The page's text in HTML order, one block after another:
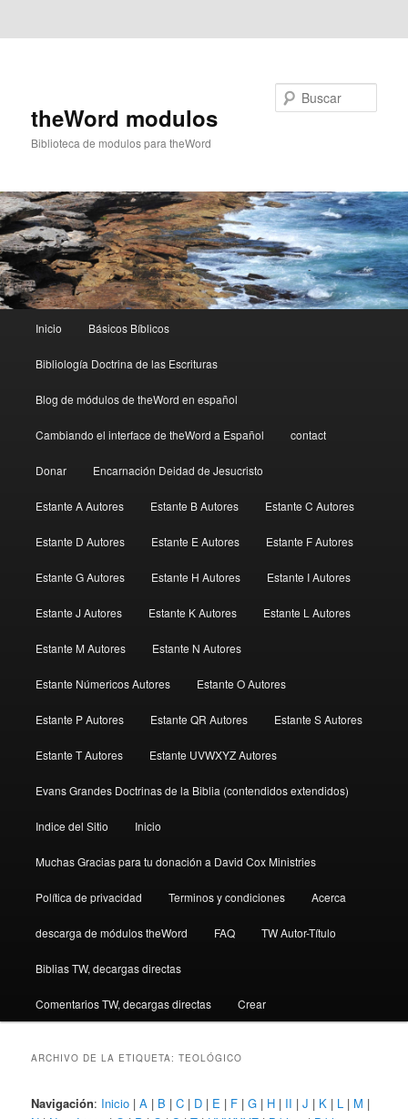
theWord modulos
Biblioteca de modulos para theWord
principal
Inicio Básicos Bíblicos
Bibliología Doctrina de las Escrituras
Blog de módulos de theWord en español
Cambiando el interface de theWord a Español contact
Donar Encarnación Deidad de Jesucristo
Estante A Autores Estante B Autores Estante C Autores
Estante D Autores Estante E Autores Estante F Autores
Estante G Autores Estante H Autores Estante I Autores
Estante J Autores Estante K Autores Estante L Autores
Estante M Autores Estante N Autores
Estante Númericos Autores Estante O Autores
Estante P Autores Estante QR Autores Estante S Autores
Estante T Autores Estante UVWXYZ Autores
Evans Grandes Doctrinas de la Biblia (contendidos extendidos)
Indice del Sitio Inicio
Muchas Gracias para tu donación a David Cox Ministries
Política de privacidad Terminos y condiciones Acerca
descarga de módulos theWord FAQ TW Autor-Título
Biblias TW, decargas directas
Comentarios TW, decargas directas Crear
ARCHIVO DE LA ETIQUETA:TEOLÓGICO
Navigación: Inicio |A | B |C | D | E | F |G | H | II |J | K | L | M |